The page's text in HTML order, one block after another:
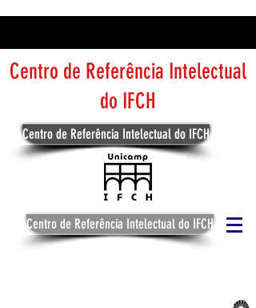
Centro de Referência Intelectual
do IFCH
Centro de Referência Intelectual do IFCH
Centro de Referência Intelectual do IFCH
Centro de Referência Intelectual do IFCH